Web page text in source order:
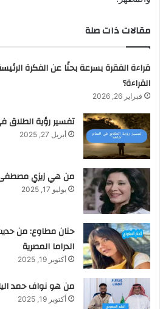
مقالات ذات صلة
قراءة الفقرة بسرعة بحثًا عن الفكرة
القراءة؟
فبراير 26, 2026
تفسير رؤية الطلاق
أبريل 27, 2025
من هي زيزي مصطفى؟
يوليو 17, 2025
حنان مطاوع: من
الدراما المصرية
أكتوبر 19, 2025
من هو نواف حمد
أكتوبر 19, 2025